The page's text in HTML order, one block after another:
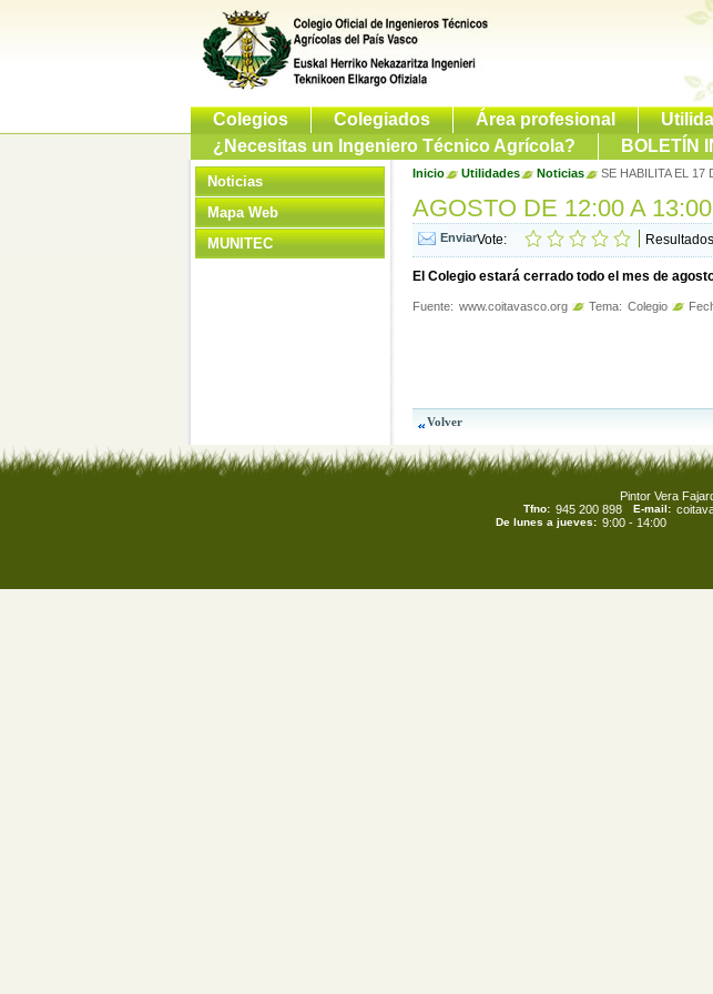
Colegios Colegiados Área profesional
¿Necesitas un Ingeniero Técnico Agrícola?
BOLETÍN
Noticias
Mapa Web
MUNITEC
Inicio Utilidades Noticias SE HABILITA EL 17
AGOSTO DE 12:00 A
Vote:
El Colegio estará cerrado todo el mes de
Fuente: www.coitavasco.org Tema: Colegio
Pintor Vera
Tfno: 945 200 898 E-mail:
De lunes a jueves: 9:00 - 14:00